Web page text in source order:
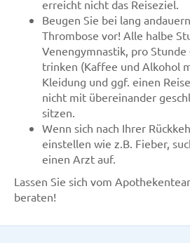
erreicht nicht das Reiseziel.
Beugen Sie bei lang
Thrombose vor! Alle halbe
Venengymnastik, pro
trinken (Kaffee und Alkohol
Kleidung und ggf. einen
nicht mit übereinander
sitzen.
Wenn sich nach Ihrer
einstellen wie z.B. Fieber,
einen Arzt auf.
Lassen Sie sich vom
beraten!